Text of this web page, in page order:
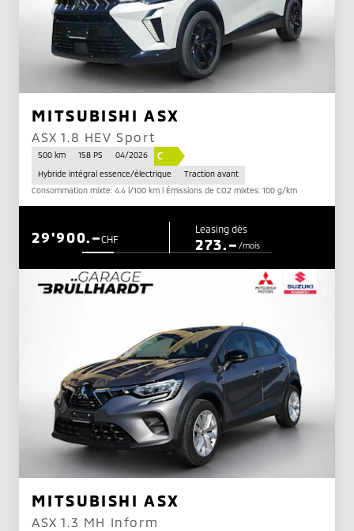
MITSUBISHI ASX
ASX 1.8 HEV Sport
500 km 158 PS 04/2026 C
Hybride intégral essence/électrique
Traction avant
Consommation mixte: 4.4 l/100 km | Émissions de CO2 mixtes: 100 g/km
CHF
29'900.– Leasing dès
273.– /mois
MITSUBISHI ASX
ASX 1.3 MH Inform